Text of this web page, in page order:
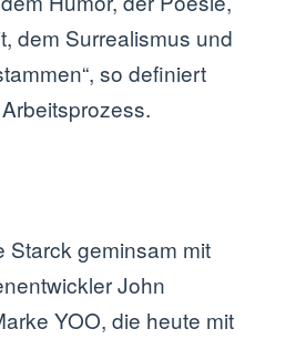
dem Surrealismus und
so definiert
Starck geminsam mit
John
YOO, die heute mit